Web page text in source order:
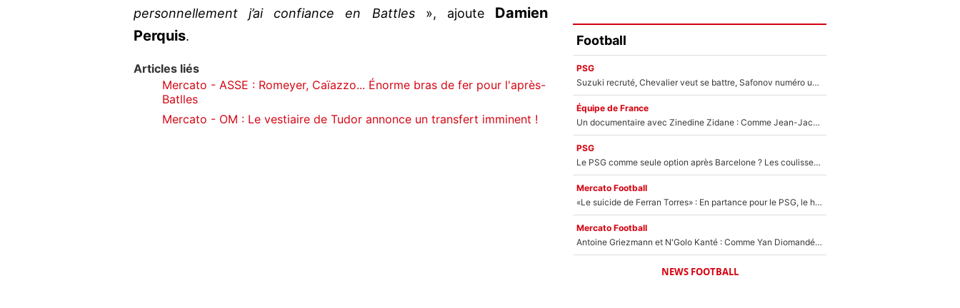
personnellement j’ai confiance en Battles», ajoute Damien
Perquis.
Articles liés
Mercato - ASSE : Romeyer, Caïazzo... Énorme bras de fer pour l'après-
Batlles
Mercato - OM : Le vestiaire de Tudor annonce un transfert imminent !
Football
PSG
Suzuki recruté, Chevalier veut se battre, Safonov numéro un… Le PSG se lance encore dans un gros chantier pour le poste de gardien de but
Équipe de France
Un documentaire avec Zinedine Zidane : Comme Jean-Jacques Goldman et Mylène Farmer, le nouveau sélectionneur de l'équipe de France a recalé une journaliste très connue
PSG
Le PSG comme seule option après Barcelone ? Les coulisses de la signature historique de Lionel Messi sont révélées au grand jour !
Mercato Football
«Le suicide de Ferran Torres» : En partance pour le PSG, le héros de la finale de la Coupe du monde s'attire les foudres de la presse espagnole !
Mercato Football
Antoine Griezmann et N'Golo Kanté : Comme Yan Diomandé, les deux champions du monde ont refusé de signer au PSG !
NEWS FOOTBALL